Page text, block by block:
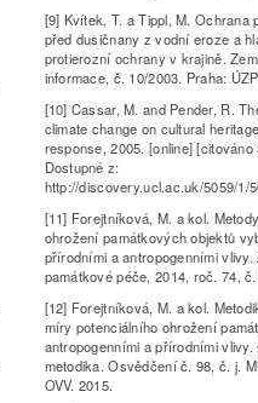
[9] Kvítek, T. a Tippl, M. Ochrana
před dusičnany z vodní eroze a
protierozní ochrany v krajině.
informace, č. 10/2003. Praha:
[10] Cassar, M. and Pender, R.
climate change on cultural
response, 2005. [online] [citováno
Dostupné z:
http://discovery.ucl.ac.uk/5059/1/
[11] Forejtníková, M. a kol.
ohrožení památkových objektů
přírodními a antropogenními
památkové péče, 2014, roč. 74,
[12] Forejtníková, M. a kol.
míry potenciálního ohrožení
antropogenními a přírodními
metodika. Osvědčení č. 98, č. j.
OVV. 2015.